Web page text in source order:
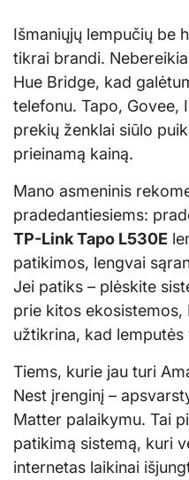
Išmaniųjų lempučių be
tikrai brandi.
Hue Bridge, kad
telefonu. Tapo, Govee,
prekių ženklai siūlo
prieinamą kainą.
Mano asmeninis
pradedantiesiems:
TP-Link Tapo L530E
patikimos, lengvai
Jei patiks – plėskite
prie kitos
užtikrina, kad lemputės
Tiems, kurie jau turi
Nest įrenginį –
Matter palaikymu. Tai
patikimą sistemą, kuri
internetas laikinai